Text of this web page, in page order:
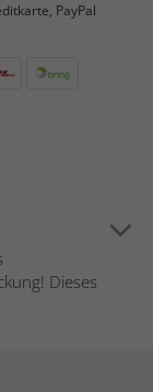
PayPal
Dieses